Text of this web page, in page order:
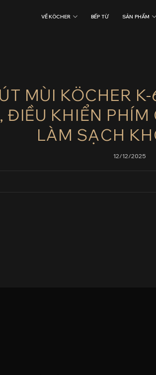
VỀ KÖCHER BẾP TỪ SẢN PHẨM
MÙI KÖCHER
ĐIỀU KHIỂN
LÀM SẠCH
12/12/2025